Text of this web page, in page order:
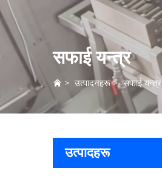
सफाई यन्त्र
> उत्पादनहरू>सफाई यन्त्र
उत्पादहरू